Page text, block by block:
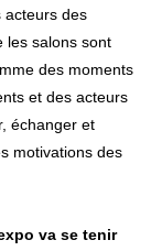
acteurs des
les salons sont
des moments
et des acteurs
échanger et
motivations des
va se tenir